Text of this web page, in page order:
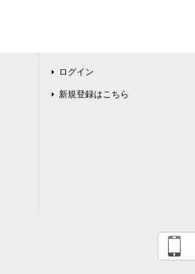
ログイン
新規登録はこちら